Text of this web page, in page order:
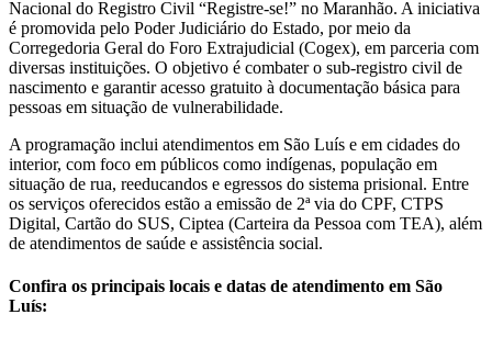
Nacional do Registro Civil “Registre-se!” no Maranhão. A iniciativa
é promovida pelo Poder Judiciário do Estado, por meio da
Corregedoria Geral do Foro Extrajudicial (Cogex), em parceria com
diversas instituições. O objetivo é combater o sub-registro civil de
nascimento e garantir acesso gratuito à documentação básica para
pessoas em situação de vulnerabilidade.
A programação inclui atendimentos em São Luís e em cidades do
interior, com foco em públicos como indígenas, população em
situação de rua, reeducandos e egressos do sistema prisional. Entre
os serviços oferecidos estão a emissão de 2ª via do CPF, CTPS
Digital, Cartão do SUS, Ciptea (Carteira da Pessoa com TEA), além
de atendimentos de saúde e assistência social.
Confira os principais locais e datas de atendimento em São
Luís: